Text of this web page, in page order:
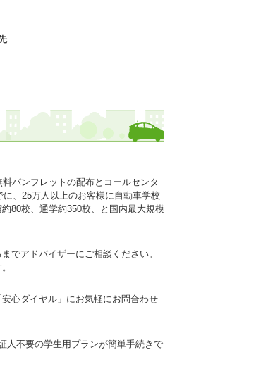
パンフレットの配布とコールセンタ
、25万人以上のお客様に自動車学校
80校、通学約350校、と国内最大規模
でアドバイザーにご相談ください。
心ダイヤル」にお気軽にお問合わせ
人不要の学生用プランが簡単手続きで